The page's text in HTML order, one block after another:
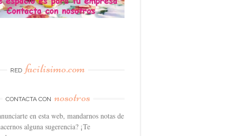
RED facilisimo.com
CONTACTA CON nosotros
en esta web, mandarnos notas de
alguna sugerencia? ¡Te